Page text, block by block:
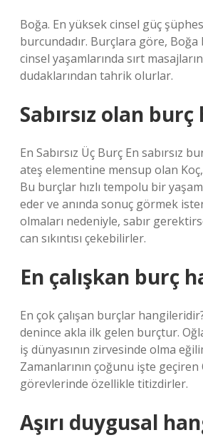
Boğa. En yüksek cinsel güç
burcundadır. Burçlara göre, Boğa
cinsel yaşamlarında sırt
dudaklarından tahrik olurlar.
Sabırsız olan
En Sabırsız Üç Burç En sabırsız
ateş elementine mensup olan Koç,
Bu burçlar hızlı tempolu bir
eder ve anında sonuç görmek
olmaları nedeniyle, sabır
can sıkıntısı çekebilirler.
En çalışkan burç
En çok çalışan burçlar
denince akla ilk gelen burçtur.
iş dünyasının zirvesinde olma
Zamanlarının çoğunu işte geçiren
görevlerinde özellikle titizdirler.
Aşırı duygusal